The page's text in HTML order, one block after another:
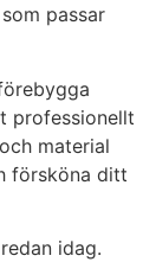
passar
professionellt
material
försköna ditt
idag.